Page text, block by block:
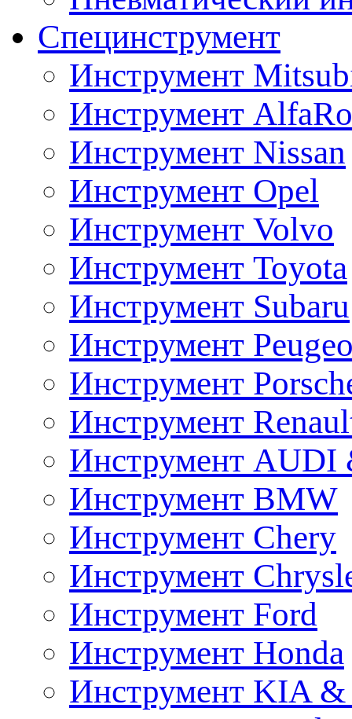
Специнструмент
Инструмент
Инструмент
Инструмент Nissan
Инструмент Opel
Инструмент Volvo
Инструмент Toyota
Инструмент Subaru
Инструмент
Инструмент
Инструмент
Инструмент AUDI
Инструмент BMW
Инструмент Chery
Инструмент
Инструмент Ford
Инструмент Honda
Инструмент KIA